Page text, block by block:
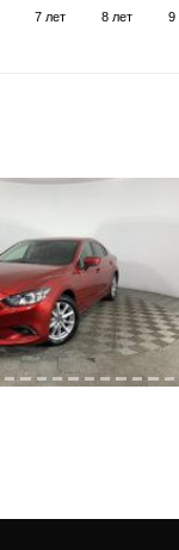
7 лет 8 лет 9